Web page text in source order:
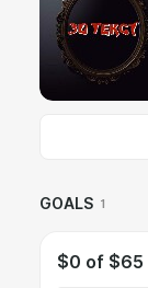
GOALS 1
$0 of $65